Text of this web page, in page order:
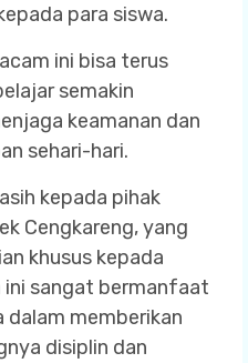
para siswa.
ini bisa terus
semakin
keamanan dan
sehari-hari.
kepada pihak
Cengkareng, yang
khusus kepada
ini sangat bermanfaat
dalam memberikan
disiplin dan